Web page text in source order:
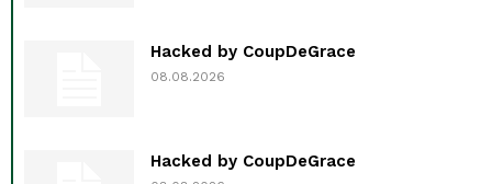
Hacked by CoupDeGrace
08.08.2026
Hacked by CoupDeGrace